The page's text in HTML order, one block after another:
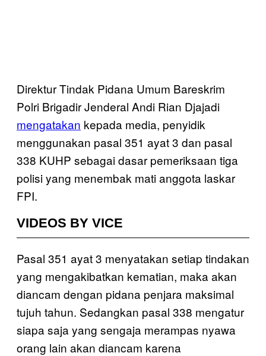
Direktur Tindak Pidana Umum Bareskrim
Polri Brigadir Jenderal Andi Rian Djajadi
mengatakan kepada media, penyidik
menggunakan pasal 351 ayat 3 dan pasal
338 KUHP sebagai dasar pemeriksaan tiga
polisi yang menembak mati anggota laskar
FPI.
VIDEOS BY VICE
Pasal 351 ayat 3 menyatakan setiap tindakan
yang mengakibatkan kematian, maka akan
diancam dengan pidana penjara maksimal
tujuh tahun. Sedangkan pasal 338 mengatur
siapa saja yang sengaja merampas nyawa
orang lain akan diancam karena